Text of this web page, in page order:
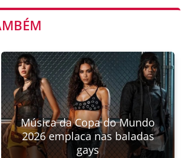
Música da Copa do Mundo
2026 emplaca nas baladas
gays